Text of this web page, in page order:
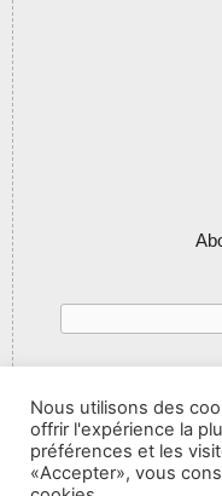
Nous utilisons des
offrir l'expérience la
préférences et les
«Accepter», vous